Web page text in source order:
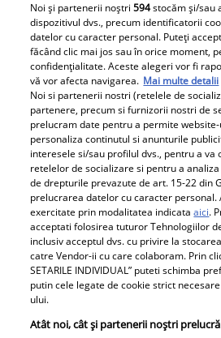
Noi și partenerii noștri594stocăm și/sau
dispozitivul dvs., precum identificatorii
datelor cu caracter personal. Puteți
făcând clic mai jos sau în orice moment,
confidențialitate. Aceste alegeri vor fi
vă vor afecta navigarea. Mai multe detalii
Noi si partenerii nostri (retelele de
partenere, precum si furnizorii nostri de
prelucram date pentru a permite
personaliza continutul si anunturile
interesele si/sau profilul dvs., pentru a
retelelor de socializare si pentru a
de drepturile prevazute de art. 15-22 din
prelucrarea datelor cu caracter personal.
exercitate prin modalitatea indicataaici.
acceptati folosirea tuturor Tehnologiilor
inclusiv acceptul dvs. cu privire la
catre Vendor-ii cu care colaboram. Prin
SETARILE INDIVIDUAL” puteti schimba
putin cele legate de cookie strict
ului.
Atât noi, cât și partenerii noștri